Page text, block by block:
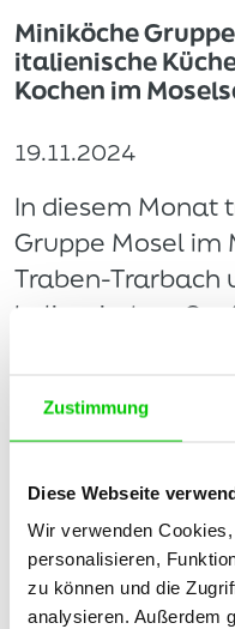
Zustimmung
Diese Webseite
Wir verwenden
personalisieren,
zu können und die
analysieren. Außerdem
Miniköche
italienische
Kochen im
19.11.2024
In diesem Monat
Gruppe Mosel im
Traben-Trarbach
kulinarischen